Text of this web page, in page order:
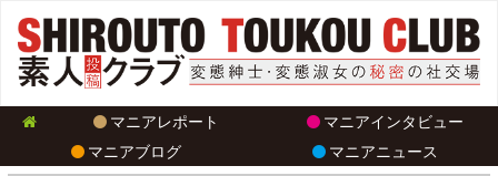
マニアレポート
マニアインタビュー
マニアブログ
マニアニュース